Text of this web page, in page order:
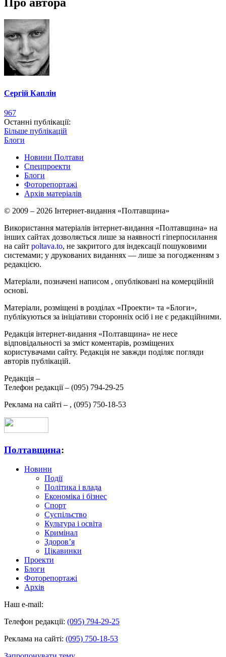
Сергій Каплін
967
Останні публікації:
Більше публікацій
Блоги
Новини Полтави
Спецпроекти
Блоги
Фоторепортажі
Архів матеріалів
© 2009 – 2026 Інтернет-видання «Полтавщина»
Використання матеріалів інтернет-видання «Полтавщина» на
інших сайтах дозволяється лише за наявності гіперпосилання
на сайт poltava.to, не закритого для індексації пошуковими
системами; у друкованих виданнях — лише за погодженням з
редакцією.
Матеріали, позначені написом , опубліковані на комерційній
основі.
Матеріали, розміщені в розділах «Проекти» та «Блоги»,
публікуються за ініціативи сторонніх осіб і не є редакційними.
Редакція інтернет-видання «Полтавщина» не несе
відповідальності за зміст коментарів, розміщених
користувачами сайту. Редакція не завжди поділяє погляди
авторів публікацій.
Редакція –
Телефон редакції – (095) 794-29-25
Реклама на сайті – , (095) 750-18-53
Полтавщина:
Новини
Події
Політика і влада
Економіка і бізнес
Спорт
Суспільство
Культура і освіта
Кримінал
Здоров’я
Цікавинки
Проекти
Блоги
Фоторепортажі
Архів
Наш e-mail:
Телефон редакції: (095) 794-29-25
Реклама на сайті: (095) 750-18-53